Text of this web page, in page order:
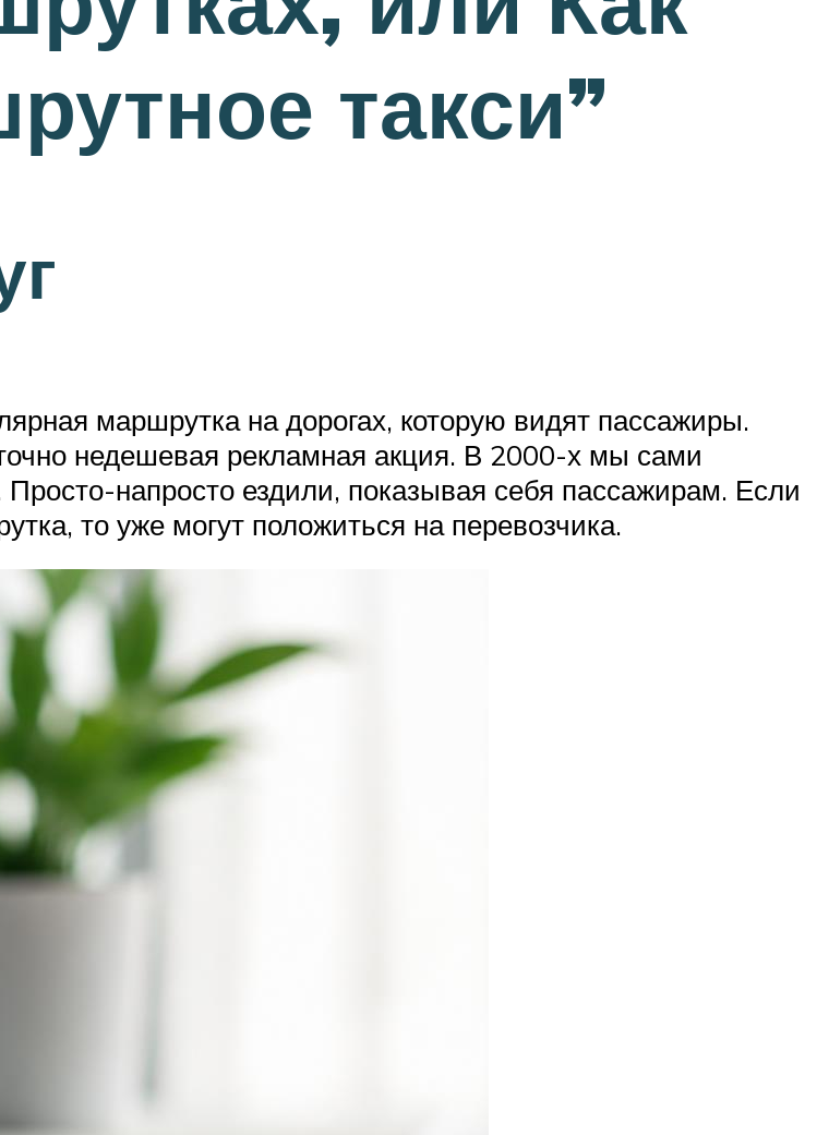
такси”
маршрутка на дорогах, которую видят пассажиры.
недешевая рекламная акция. В 2000-х мы сами
напросто ездили, показывая себя пассажирам. Если
то уже могут положиться на перевозчика.